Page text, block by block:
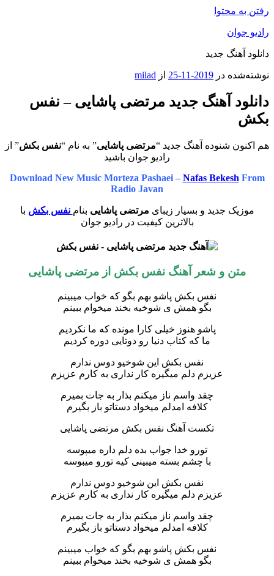
رفتن به محتوا
رادیو جوان
دانلود آهنگ جدید
نوشته‌شده در 2019-11-25 از milad
دانلود آهنگ جدید مرتضی پاشایی – نفس
بکش
هم اکنون شنوده آهنگ جدید “مرتضی پاشایی” به نام “نفس بکش” از
رادیو جوان باشید
Download New Music Morteza Pashaei – Nafas Bekesh From
Radio Javan
موزیک جدید و بسیار زیبای مرتضی پاشایی بنام نفس بکش با
بالاترین کیفیت در رادیو جوان
متن و شعر آهنگ نفس بکش از مرتضی پاشایی
نفس بکش پاشو بهم بگو که خواب میبینم
بگو همش ی شوخیه بخند میخوام ببینم
پاشو هنوز خیلی کارا مونده که ما نکردیم
ما که کتاب دنیا رو دوتایی دوره کردیم
نفس بکش این شوخیو دوس ندارم
عزیزم دلم میگیره کار نداری به کارم عزیزم
چقد واسم ناز میکنم بذار به جات بمیرم
کلافه امدلم میخواد دستاتو باز بگیرم
تکست آهنگ نفس بکش مرتضی پاشایی
تورو خدا جواب بده دلم داره میپوسه
با چشم بسته میبینی کیه تورو میبوسه
نفس بکش این شوخیو دوس ندارم
عزیزم دلم میگیره کار نداری به کارم عزیزم
چقد واسم ناز میکنم بذار به جات بمیرم
کلافه امدلم میخواد دستاتو باز بگیرم
نفس بکش پاشو بهم بگو که خواب میبینم
بگو همش ی شوخیه بخند میخوام ببینم